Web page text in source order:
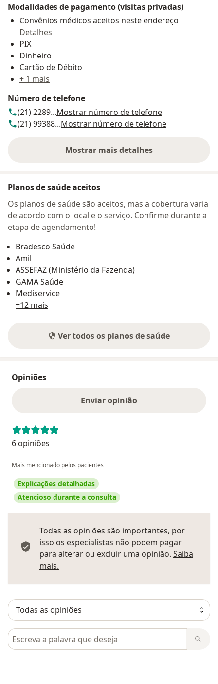
Modalidades de pagamento (visitas privadas)
Convênios médicos aceitos neste endereço
Detalhes
PIX
Dinheiro
Cartão de Débito
+ 1 mais
Número de telefone
(21) 2289...Mostrar número de telefone
(21) 99388...Mostrar número de telefone
Mostrar mais detalhes
sobre o endereço
Planos de saúde aceitos
Os planos de saúde são aceitos, mas a cobertura varia
de acordo com o local e o serviço. Confirme durante a
etapa de agendamento!
Bradesco Saúde
Amil
ASSEFAZ (Ministério da Fazenda)
GAMA Saúde
Mediservice
+12 mais
Ver todos os planos de saúde
Opiniões
Enviar opinião
6 opiniões
Mais mencionado pelos pacientes
Explicações detalhadas
Atencioso durante a consulta
Todas as opiniões são importantes, por
isso os especialistas não podem pagar
para alterar ou excluir uma opinião. Saiba
mais.
Pesquisar em opiniões